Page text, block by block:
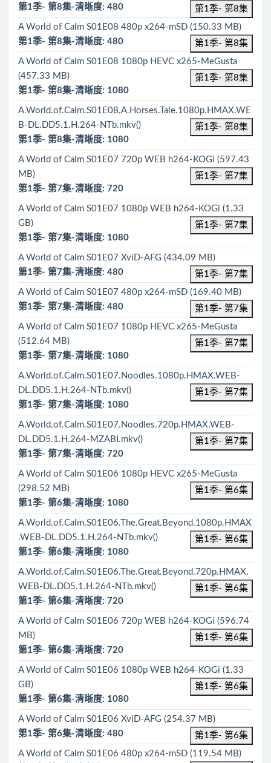
第1季- 第8集
第1季- 第8集-清晰度: 480
A World of Calm S01E08 480p x264-mSD (150.33 MB)
第1季- 第8集
第1季- 第8集-清晰度: 480
A World of Calm S01E08 1080p HEVC x265-MeGusta
(457.33 MB)
第1季- 第8集
第1季- 第8集-清晰度: 1080
A.World.of.Calm.S01E08.A.Horses.Tale.1080p.HMAX.WE
B-DL.DD5.1.H.264-NTb.mkv()
第1季- 第8集
第1季- 第8集-清晰度: 1080
A World of Calm S01E07 720p WEB h264-KOGi (597.43
MB)
第1季- 第7集
第1季- 第7集-清晰度: 720
A World of Calm S01E07 1080p WEB h264-KOGi (1.33
GB)
第1季- 第7集
第1季- 第7集-清晰度: 1080
A World of Calm S01E07 XviD-AFG (434.09 MB)
第1季- 第7集
第1季- 第7集-清晰度: 480
A World of Calm S01E07 480p x264-mSD (169.40 MB)
第1季- 第7集
第1季- 第7集-清晰度: 480
A World of Calm S01E07 1080p HEVC x265-MeGusta
(512.64 MB)
第1季- 第7集
第1季- 第7集-清晰度: 1080
A.World.of.Calm.S01E07.Noodles.1080p.HMAX.WEB-
DL.DD5.1.H.264-NTb.mkv()
第1季- 第7集
第1季- 第7集-清晰度: 1080
A.World.of.Calm.S01E07.Noodles.720p.HMAX.WEB-
DL.DD5.1.H.264-MZABI.mkv()
第1季- 第7集
第1季- 第7集-清晰度: 720
A World of Calm S01E06 1080p HEVC x265-MeGusta
(298.52 MB)
第1季- 第6集
第1季- 第6集-清晰度: 1080
A.World.of.Calm.S01E06.The.Great.Beyond.1080p.HMAX
.WEB-DL.DD5.1.H.264-NTb.mkv()
第1季- 第6集
第1季- 第6集-清晰度: 1080
A.World.of.Calm.S01E06.The.Great.Beyond.720p.HMAX.
WEB-DL.DD5.1.H.264-NTb.mkv()
第1季- 第6集
第1季- 第6集-清晰度: 720
A World of Calm S01E06 720p WEB h264-KOGi (596.74
MB)
第1季- 第6集
第1季- 第6集-清晰度: 720
A World of Calm S01E06 1080p WEB h264-KOGi (1.33
GB)
第1季- 第6集
第1季- 第6集-清晰度: 1080
A World of Calm S01E06 XviD-AFG (254.37 MB)
第1季- 第6集
第1季- 第6集-清晰度: 480
A World of Calm S01E06 480p x264-mSD (119.54 MB)